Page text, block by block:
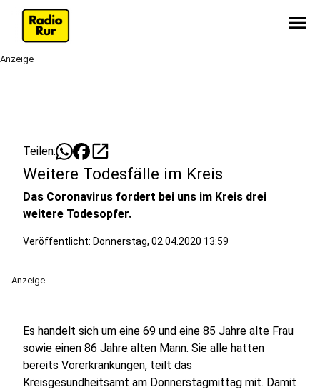
menu
Anzeige
Teilen: open_in_new
Weitere Todesfälle im Kreis
Das Coronavirus fordert bei uns im Kreis drei
weitere Todesopfer.
Veröffentlicht: Donnerstag, 02.04.2020 13:59
Anzeige
Es handelt sich um eine 69 und eine 85 Jahre alte Frau
sowie einen 86 Jahre alten Mann. Sie alle hatten
bereits Vorerkrankungen, teilt das
Kreisgesundheitsamt am Donnerstagmittag mit. Damit